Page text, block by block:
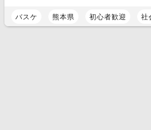
バスケ 熊本県 初心者歓迎 社